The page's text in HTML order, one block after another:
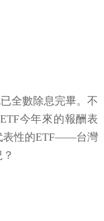
全數除息完畢。不
今年來的報酬表
表性的ETF——台灣